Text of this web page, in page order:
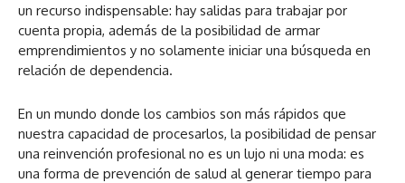
un recurso indispensable: hay salidas para trabajar por
cuenta propia, además de la posibilidad de armar
emprendimientos y no solamente iniciar una búsqueda en
relación de dependencia.
En un mundo donde los cambios son más rápidos que
nuestra capacidad de procesarlos, la posibilidad de pensar
una reinvención profesional no es un lujo ni una moda: es
una forma de prevención de salud al generar tiempo para